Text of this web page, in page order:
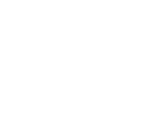
東京都